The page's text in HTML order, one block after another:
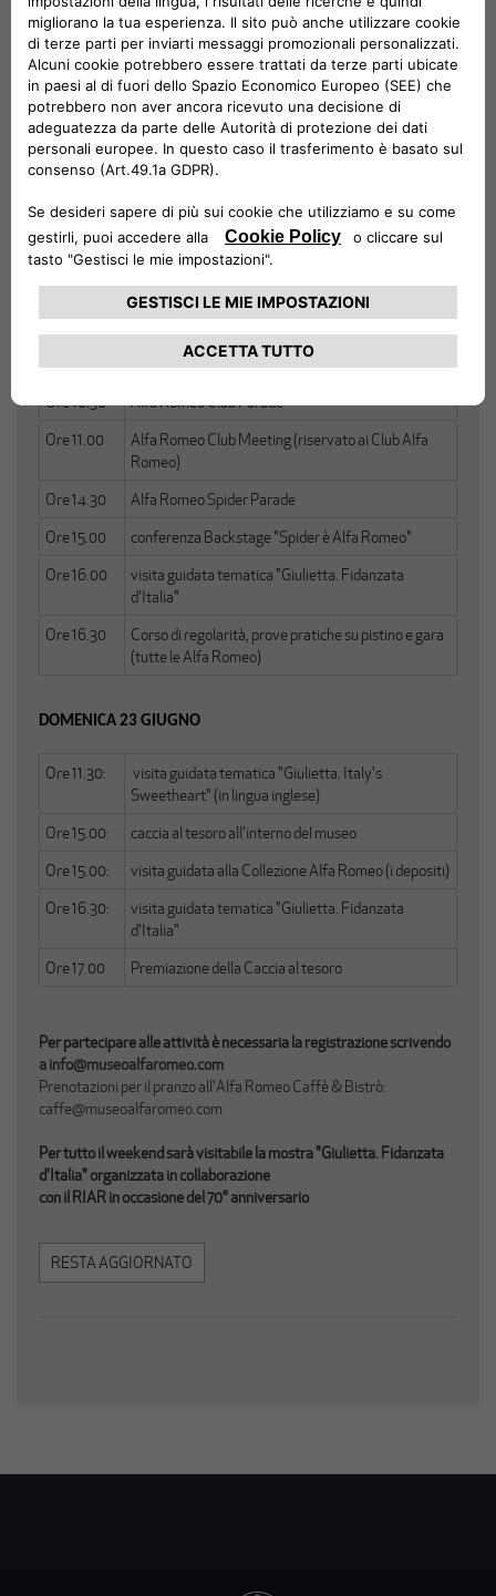
Ore 10.30
Alfa Romeo Club Parade
Ore 11.00
Alfa Romeo Club Meeting (riservato ai Club Alfa
Romeo)
Ore 14.30
Alfa Romeo Spider Parade
Ore 15.00
conferenza Backstage "Spider è Alfa Romeo"
Ore 16.00
visita guidata tematica "Giulietta. Fidanzata
d'Italia"
Ore 16.30
Corso di regolarità, prove pratiche su pistino e gara
(tutte le Alfa Romeo)
DOMENICA 23 GIUGNO
Ore 11.30:
visita guidata tematica "Giulietta. Italy's
Sweetheart" (in lingua inglese)
Ore 15.00:
caccia al tesoro all'interno del museo
Ore 15.00:
visita guidata alla Collezione Alfa Romeo (i depositi)
Ore 16.30:
visita guidata tematica "Giulietta. Fidanzata
d'Italia"
Ore 17.00
Premiazione della Caccia al tesoro
Per partecipare alle attività è necessaria la registrazione scrivendo
ainfo@museoalfaromeo.com
Prenotazioni per il pranzo all'Alfa Romeo Caffè & Bistrò:
caffe@museoalfaromeo.com
Per tutto il weekend sarà visitabile la mostra "Giulietta. Fidanzata
d'Italia" organizzata in collaborazione
con il RIAR in occasione del 70° anniversario
RESTA AGGIORNATO